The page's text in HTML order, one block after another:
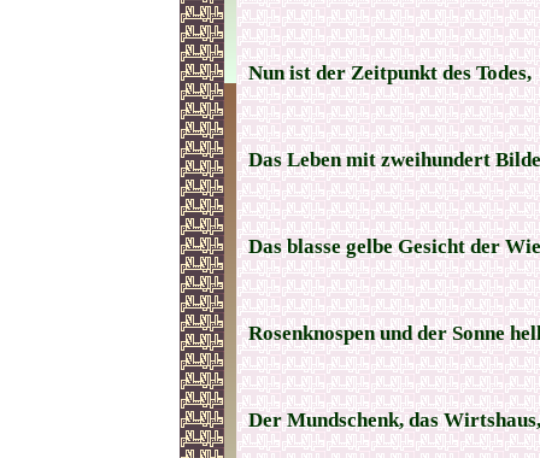
Nun ist der Zeitpunkt des Todes,
Das Leben mit zweihundert
Das blasse gelbe Gesicht der
Rosenknospen und der Sonne
Der Mundschenk, das Wirtshaus,